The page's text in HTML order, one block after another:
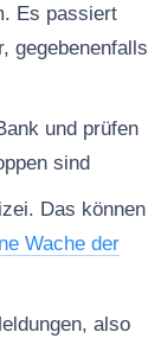
Es passiert
gegebenenfalls
und prüfen
sind
Das können
Wache der
also